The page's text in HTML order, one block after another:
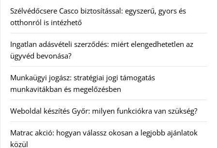
Szélvédőcsere Casco biztosítással: egyszerű, gyors és
otthonról is intézhető
Ingatlan adásvételi szerződés: miért elengedhetetlen az
ügyvéd bevonása?
Munkaügyi jogász: stratégiai jogi támogatás
munkavitákban és megelőzésben
Weboldal készítés Győr: milyen funkciókra van szükség?
Matrac akció: hogyan válassz okosan a legjobb ajánlatok
közül